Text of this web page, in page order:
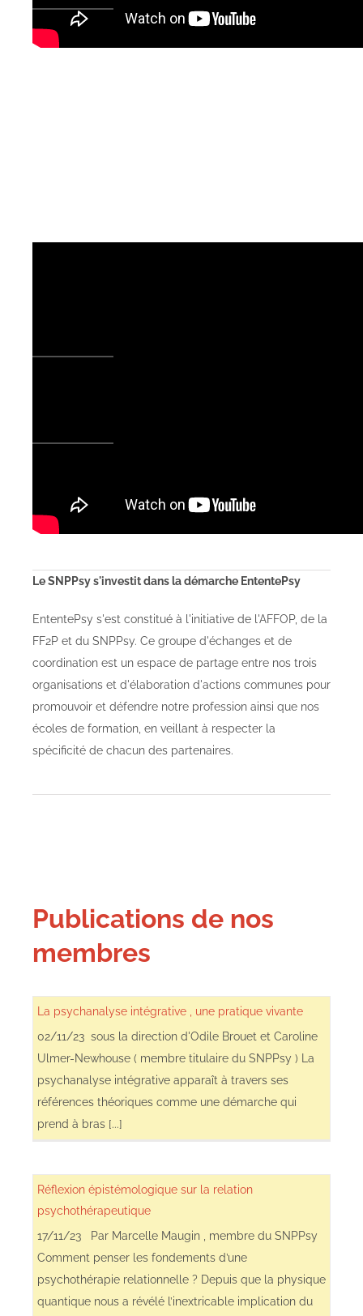
Le SNPPsy s'investit dans la démarche EntentePsy
EntentePsy s'est constitué à l'initiative de l'AFFOP, de la
FF2P et du SNPPsy. Ce groupe d'échanges et de
coordination est un espace de partage entre nos trois
organisations et d'élaboration d'actions communes pour
promouvoir et défendre notre profession ainsi que nos
écoles de formation, en veillant à respecter la
spécificité de chacun des partenaires.
Publications de nos
membres
La psychanalyse intégrative , une pratique vivante
02/11/23 sous la direction d'Odile Brouet et Caroline
Ulmer-Newhouse ( membre titulaire du SNPPsy ) La
psychanalyse intégrative apparaît à travers ses
références théoriques comme une démarche qui
prend à bras [...]
Réflexion épistémologique sur la relation
psychothérapeutique
17/11/23 Par Marcelle Maugin , membre du SNPPsy
Comment penser les fondements d’une
psychothérapie relationnelle ? Depuis que la physique
quantique nous a révélé l’inextricable implication du